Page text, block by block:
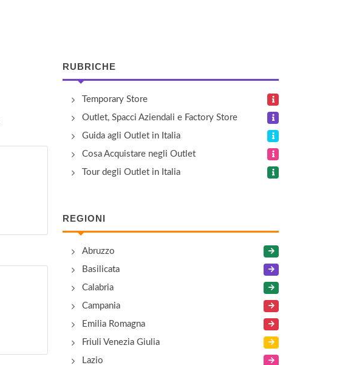
RUBRICHE
Temporary Store
Outlet, Spacci Aziendali e Factory Store
Guida agli Outlet in Italia
Cosa Acquistare negli Outlet
Tour degli Outlet in Italia
REGIONI
Abruzzo
Basilicata
Calabria
Campania
Emilia Romagna
Friuli Venezia Giulia
Lazio